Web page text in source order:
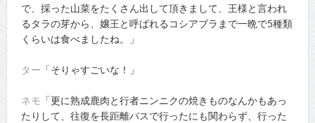
で、採った山菜をたくさん出して頂きまして、王様と言われ
るタラの芽から、嬢王と呼ばれるコシアブラまで一晩で5種類
くらいは食べましたね。」
ター 「そりゃすごいな！」
ネモ 「更に熟成鹿肉と行者ニンニクの焼きものなんかもあっ
たりして、往復を長距離バスで行ったにも関わらず、行った